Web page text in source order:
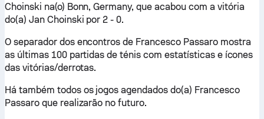
Choinski na(o) Bonn, Germany, que acabou com a vitória
do(a) Jan Choinski por 2 - 0.
O separador dos encontros de Francesco Passaro mostra
as últimas 100 partidas de ténis com estatísticas e ícones
das vitórias/derrotas.
Há também todos os jogos agendados do(a) Francesco
Passaro que realizarão no futuro.